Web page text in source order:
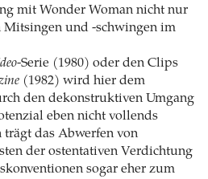
mit Wonder Woman nicht nur
Mitsingen und -schwingen im
-Serie (1980) oder den Clips
(1982) wird hier dem
den dekonstruktiven Umgang
eben nicht vollends
das Abwerfen von
der ostentativen Verdichtung
sogar eher zum